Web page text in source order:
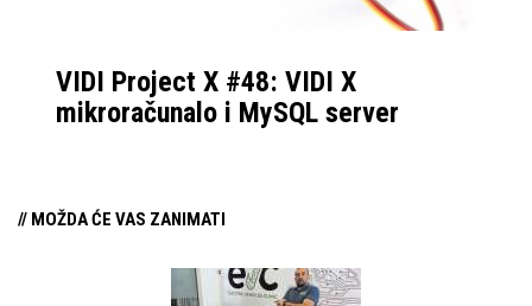
VIDI Project X #48: VIDI X
mikroračunalo i MySQL server
// MOŽDA ĆE VAS ZANIMATI